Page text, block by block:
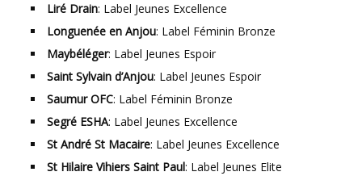
Liré Drain: Label Jeunes Excellence
Longuenée en Anjou: Label Féminin Bronze
Maybéléger: Label Jeunes Espoir
Saint Sylvain d’Anjou: Label Jeunes Espoir
Saumur OFC: Label Féminin Bronze
Segré ESHA: Label Jeunes Excellence
St André St Macaire: Label Jeunes Excellence
St Hilaire Vihiers Saint Paul: Label Jeunes Elite